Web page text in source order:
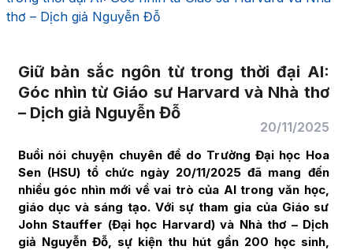
thơ – Dịch giả Nguyễn Đỗ
Giữ bản sắc ngôn từ trong thời đại AI:
Góc nhìn từ Giáo sư Harvard và Nhà thơ
– Dịch giả Nguyễn Đỗ
20/11/2025
Buổi nói chuyện chuyên đề do Trường Đại học Hoa
Sen (HSU) tổ chức ngày 20/11/2025 đã mang đến
nhiều góc nhìn mới về vai trò của AI trong văn học,
giáo dục và sáng tạo. Với sự tham gia của Giáo sư
John Stauffer (Đại học Harvard) và Nhà thơ – Dịch
giả Nguyễn Đỗ, sự kiện thu hút gần 200 học sinh,